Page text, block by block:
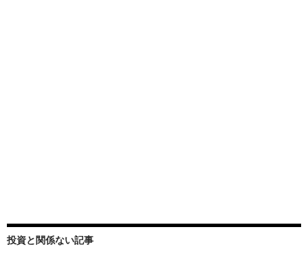
投資と関係ない記事